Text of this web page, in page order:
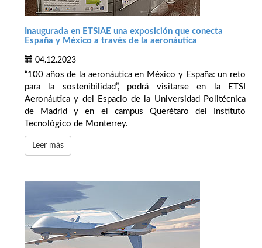
Inaugurada en ETSIAE una exposición que conecta
España y México a través de la aeronáutica
04.12.2023
“100 años de la aeronáutica en México y España: un reto
para la sostenibilidad”, podrá visitarse en la ETSI
Aeronáutica y del Espacio de la Universidad Politécnica
de Madrid y en el campus Querétaro del Instituto
Tecnológico de Monterrey.
Leer más